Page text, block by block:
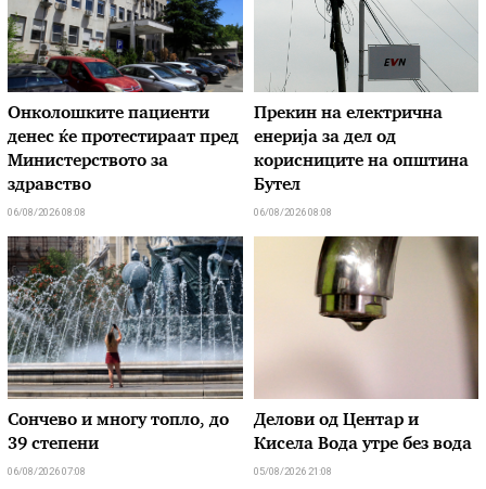
Онколошките пациенти
денес ќе протестираат пред
Министерството за
здравство
06/08/2026 08:08
Прекин на електрична
енерија за дел од
корисниците на општина
Бутел
06/08/2026 08:08
Сончево и многу топло, до
39 степени
06/08/2026 07:08
Делови од Центар и
Кисела Вода утре без вода
05/08/2026 21:08